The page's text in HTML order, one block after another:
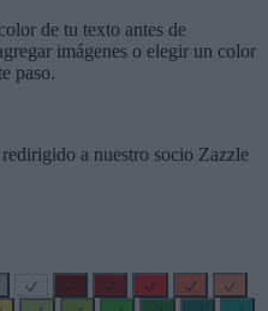
de tu texto antes de
imágenes o elegir un color
paso.
a nuestro socio Zazzle